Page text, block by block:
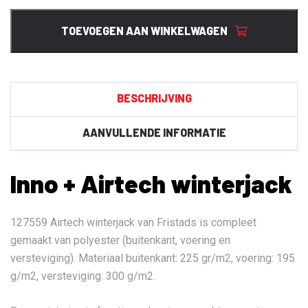
Airtech
TOEVOEGEN AAN WINKELWAGEN
BESCHRIJVING
AANVULLENDE INFORMATIE
Inno + Airtech winterjack
127559 Airtech winterjack van Fristads is compleet
gemaakt van polyester (buitenkant, voering en
versteviging). Materiaal buitenkant: 225 gr/m2, voering: 195
g/m2, versteviging: 300 g/m2.